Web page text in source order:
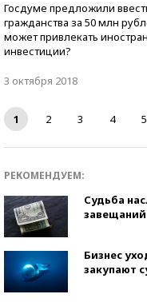
Госдуме предложили
гражданства за 50 млн
может привлекать
инвестиции?
3 октября 2018
1 2 3 4 5
РЕКОМЕНДУЕМ:
Судьба
завещаний
Бизнес
закупают